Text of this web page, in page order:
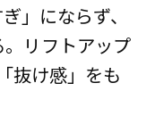
」にならず、
リフトアップ
抜け感」をも